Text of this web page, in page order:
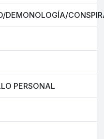
DEMONOLOGÍA/
PERSONAL